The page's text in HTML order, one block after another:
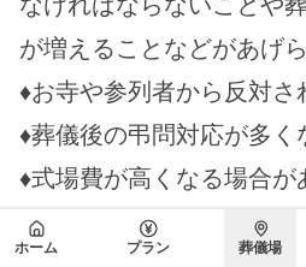
ホーム プラン 葬儀場
関東エリア
が増えることなどがあげら
♦お寺や参列者から反対さ
♦葬儀後の弔問対応が多く
♦式場費が高くなる場合が
一日葬は、最近になって